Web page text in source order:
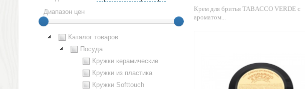
Крем для бритья TABACCO VERDE с
ароматом...
Диапазон цен
Каталог товаров
Посуда
Кружки керамические
Кружки из пластика
Кружки Softtouch